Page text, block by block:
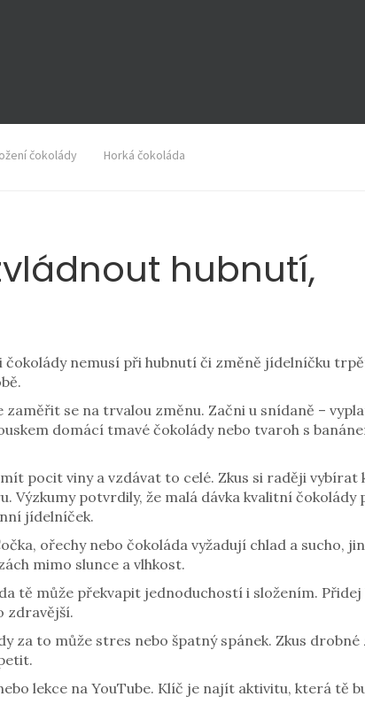
čokolády Horká čokoláda
hubnutí,
nemusí při hubnutí či změně jídelníčku
se na trvalou změnu. Začni u snídaně –
domácí tmavé čokolády nebo tvaroh s
pocit viny a vzdávat to celé. Zkus si raději vybírat
Výzkumy potvrdily, že malá dávka kvalitní čokolády
jídelníček.
ořechy nebo čokoláda vyžadují chlad a sucho,
mimo slunce a vlhkost.
tě může překvapit jednoduchostí i složením. Přidej
zdravější.
za to může stres nebo špatný spánek. Zkus
lekce na YouTube. Klíč je najít aktivitu, která tě